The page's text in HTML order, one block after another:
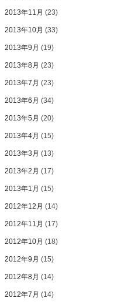
2013年11月 (23)
2013年10月 (33)
2013年9月 (19)
2013年8月 (23)
2013年7月 (23)
2013年6月 (34)
2013年5月 (20)
2013年4月 (15)
2013年3月 (13)
2013年2月 (17)
2013年1月 (15)
2012年12月 (14)
2012年11月 (17)
2012年10月 (18)
2012年9月 (15)
2012年8月 (14)
2012年7月 (14)